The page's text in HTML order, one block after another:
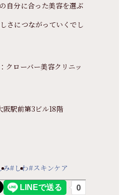
自分に合った美容を選ぶ
さにつながっていくでし
クローバー美容クリニッ
阪駅前第3ビル18階
み#しわ#スキンケア